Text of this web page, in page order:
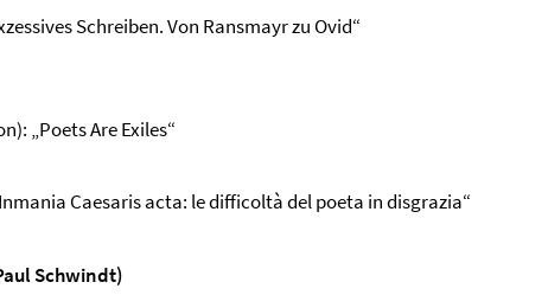
Schreiben. Von Ransmayr zu Ovid“
„Poets Are Exiles“
Caesaris acta: le difficoltà del poeta in disgrazia“
Schwindt)